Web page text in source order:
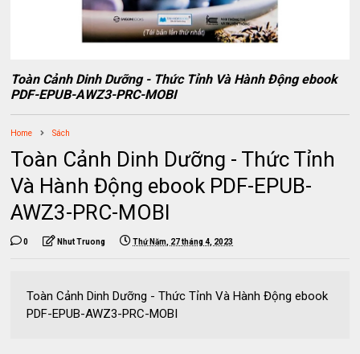
Toàn Cảnh Dinh Dưỡng - Thức Tỉnh Và Hành Động ebook
PDF-EPUB-AWZ3-PRC-MOBI
Home Sách
Toàn Cảnh Dinh Dưỡng - Thức Tỉnh
Và Hành Động ebook PDF-EPUB-
AWZ3-PRC-MOBI
0 Nhut Truong Thứ Năm, 27 tháng 4, 2023
Toàn Cảnh Dinh Dưỡng - Thức Tỉnh Và Hành Động ebook
PDF-EPUB-AWZ3-PRC-MOBI